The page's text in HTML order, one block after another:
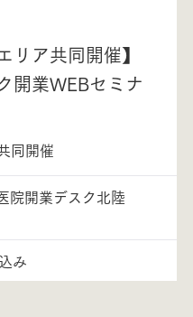
リア共同開催】
開業WEBセミナ
同開催
院開業デスク北陸
み